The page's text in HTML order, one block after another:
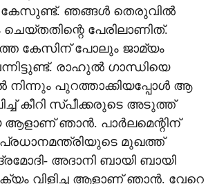
കേസുണ്ട്. ഞങ്ങള്‍ തെരുവില്‍
ചെയ്തതിന്റെ പേരിലാണിത്.
കേസിന് പോലും ജാമ്യം
രാഹുല്‍ ഗാന്ധിയെ
പുറത്താക്കിയപ്പോള്‍ ആ
കീറി സ്പീക്കരുടെ അടുത്ത്
ആളാണ് ഞാന്‍. പാര്‍ലമെന്റിന്
പ്രധാനമന്ത്രിയുടെ മുഖത്ത്
അദാനി ബായി ബായി
വിളിച്ച ആളാണ് ഞാന്‍. വേറെ